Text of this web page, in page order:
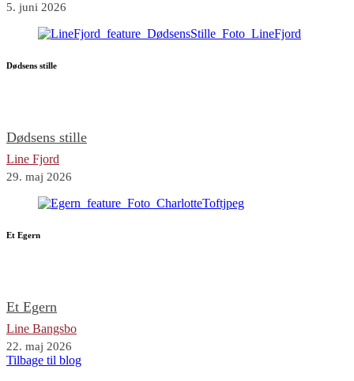
5. juni 2026
Dødsens stille
Dødsens stille
Line Fjord
29. maj 2026
Et Egern
Et Egern
Line Bangsbo
22. maj 2026
Tilbage til blog